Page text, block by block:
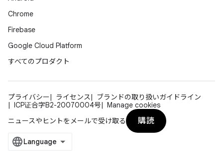
Chrome
Firebase
Google Cloud Platform
すべてのプロダクト
プライバシー ライセンス
ブランドの取り扱いガイドライン
ICP证合字B2-20070004号
Manage cookies
ニュースやヒントをメールで受け取る
購読